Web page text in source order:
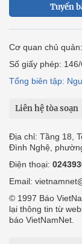
Tuyến
Cơ quan chủ
Số giấy phép:
Tổng biên tập:
Liên hệ tòa soạn
Địa chỉ: Tầng 18,
Đình Nghệ,
Điện thoại:
Email:
© 1997 Báo
lại thông tin từ
báo VietNamNet.